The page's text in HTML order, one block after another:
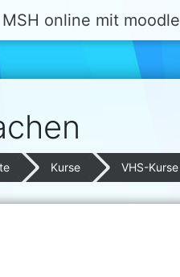
MSH online mit moodle
Kurse VHS-Kurse